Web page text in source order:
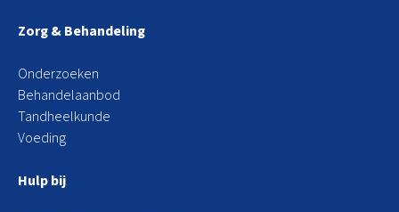
Zorg & Behandeling
Onderzoeken
Behandelaanbod
Tandheelkunde
Voeding
Hulp bij